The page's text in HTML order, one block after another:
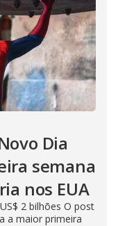
Dia
semana
nos EUA
2 bilhões O post
a maior primeira